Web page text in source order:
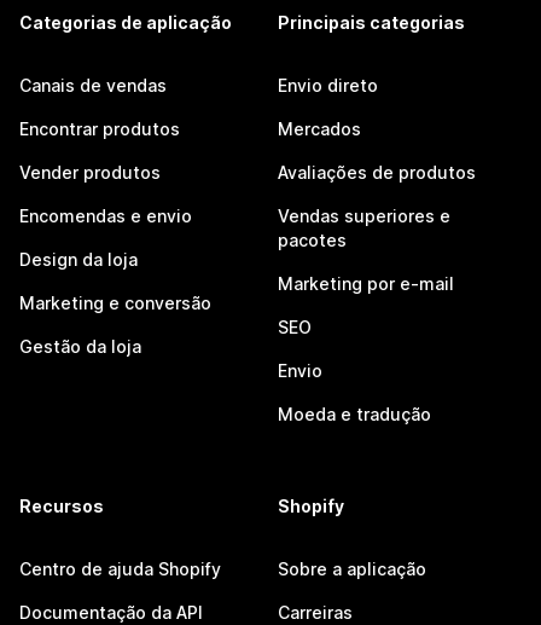
Categorias de aplicação
Canais de vendas
Encontrar produtos
Vender produtos
Encomendas e envio
Design da loja
Marketing e conversão
Gestão da loja
Principais categorias
Envio direto
Mercados
Avaliações de produtos
Vendas superiores e
pacotes
Marketing por e-mail
SEO
Envio
Moeda e tradução
Recursos
Centro de ajuda Shopify
Documentação da API
Shopify
Sobre a aplicação
Carreiras